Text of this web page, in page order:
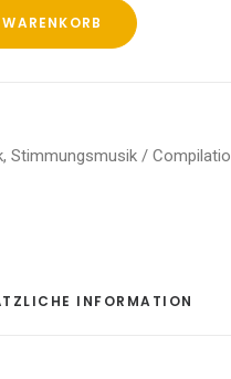
, Stimmungsmusik /
INFORMATION